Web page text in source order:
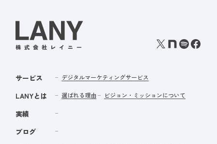
サービス デジタルマーケティングサービス
LANYとは 選ばれる理由 ビジョン・ミッションについて
実績
ブログ